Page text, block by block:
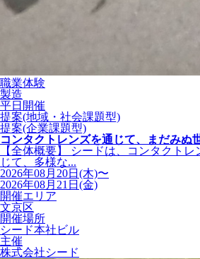
職業体験
製造
平日開催
提案(地域・社会課題型)
提案(企業課題型)
コンタクトレンズを通じて、まだみぬ
【全体概要】 シードは、コンタクト
じて、多様な...
2026年08月20日(木)〜
2026年08月21日(金)
開催エリア
文京区
開催場所
シード本社ビル
主催
株式会社シード